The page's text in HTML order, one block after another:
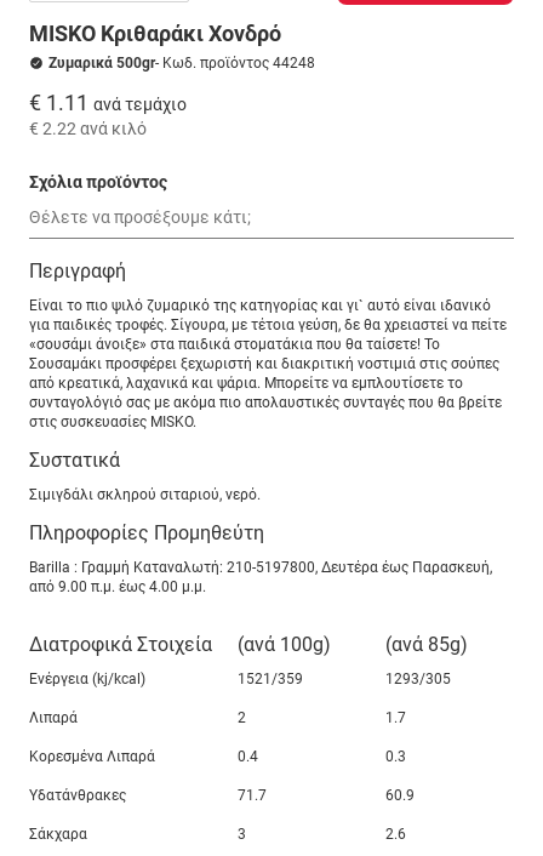
MISKO Κριθαράκι Χονδρό
Ζυμαρικά 500gr- Κωδ. προϊόντος 44248
€ 1.11 ανά τεμάχιο
€ 2.22 ανά κιλό
Σχόλια προϊόντος
Περιγραφή
Είναι το πιο ψιλό ζυμαρικό της κατηγορίας και γι` αυτό είναι ιδανικό
για παιδικές τροφές. Σίγουρα, με τέτοια γεύση, δε θα χρειαστεί να πείτε
«σουσάμι άνοιξε» στα παιδικά στοματάκια που θα ταίσετε! Το
Σουσαμάκι προσφέρει ξεχωριστή και διακριτική νοστιμιά στις σούπες
από κρεατικά, λαχανικά και ψάρια. Μπορείτε να εμπλουτίσετε το
συνταγολόγιό σας με ακόμα πιο απολαυστικές συνταγές που θα βρείτε
στις συσκευασίες MISKO.
Συστατικά
Σιμιγδάλι σκληρού σιταριού, νερό.
Πληροφορίες Προμηθεύτη
Barilla : Γραμμή Καταναλωτή: 210-5197800, Δευτέρα έως Παρασκευή,
από 9.00 π.μ. έως 4.00 μ.μ.
Διατροφικά Στοιχεία (ανά 100g) (ανά 85g)
Ενέργεια (kj/kcal) 1521/359 1293/305
Λιπαρά 2 1.7
Κορεσμένα Λιπαρά 0.4 0.3
Υδατάνθρακες 71.7 60.9
Σάκχαρα 3 2.6